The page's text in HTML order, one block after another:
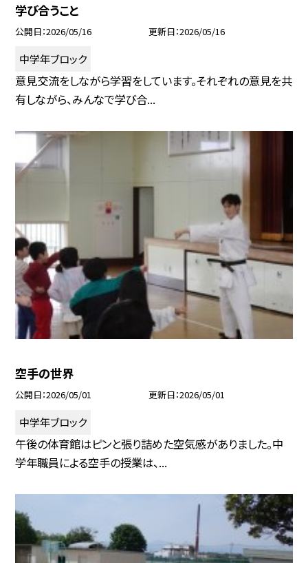
学び合うこと
公開日 2026/05/16 更新日 2026/05/16
中学年ブロック
意見交流をしながら学習をしています。それぞれの意見を共
有しながら、みんなで学び合...
空手の世界
公開日 2026/05/01 更新日 2026/05/01
中学年ブロック
午後の体育館はピンと張り詰めた空気感がありました。中
学年職員による空手の授業は、...